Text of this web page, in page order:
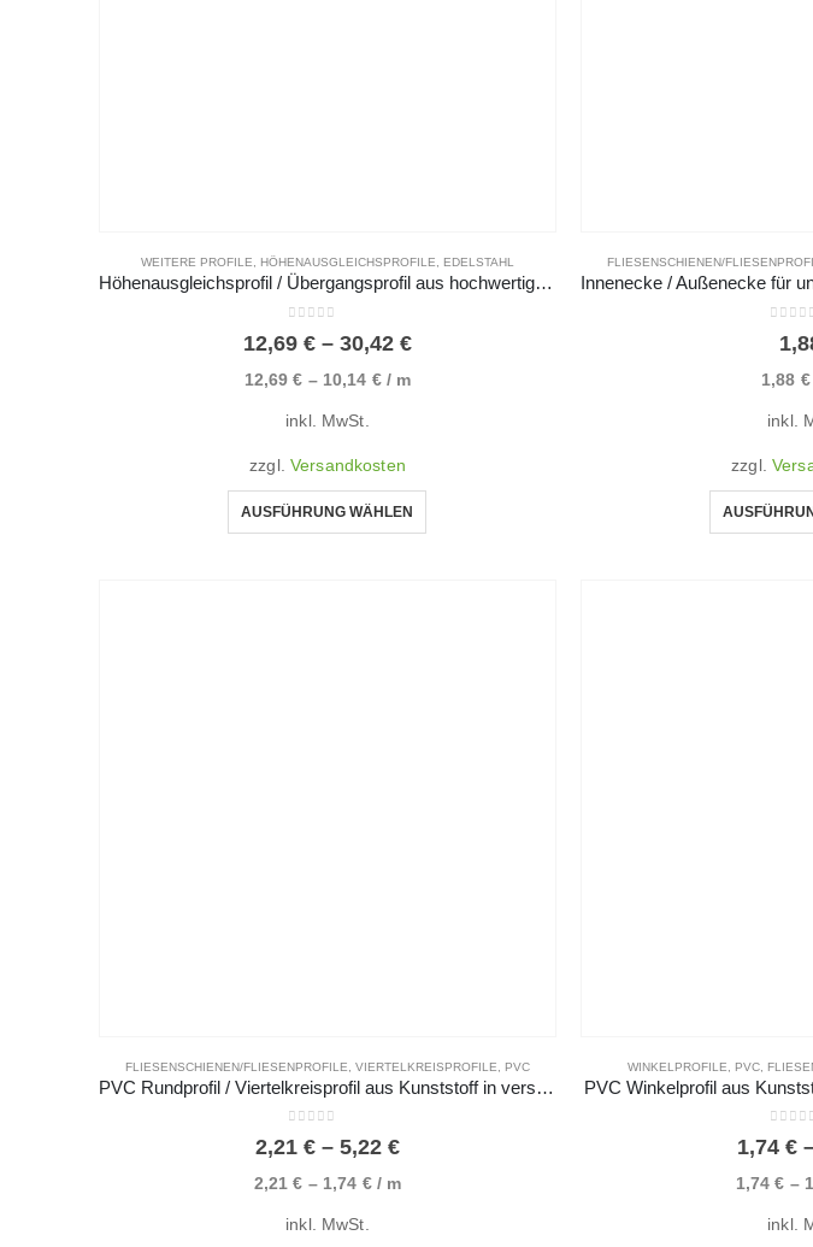
WEITERE PROFILE, HÖHENAUSGLEICHSPROFILE, EDELSTAHL
Höhenausgleichsprofil / Übergangsprofil aus hochwertigem Edelstahl V2A glänzend, gebürstet & hochglanzpoliert
12,69 €– 30,42 €
12,69€ – 10,14 €/ m
inkl. MwSt.
zzgl. Versandkosten
AUSFÜHRUNG WÄHLEN
FLIESENSCHIENEN/
1,88 €
inkl.
zzgl.
FLIESENSCHIENEN/FLIESENPROFILE VIERTELKREISPROFILE PVC
PVC Rundprofil / Viertelkreisprofil aus Kunststoff in verschiedenen Farben
2,21 €– 5,22 €
2,21€ – 1,74 €/ m
inkl. MwSt.
WINKELPROFILE PVC
PVC Winkelprofil aus
1,74 €
1,74€ –
inkl.